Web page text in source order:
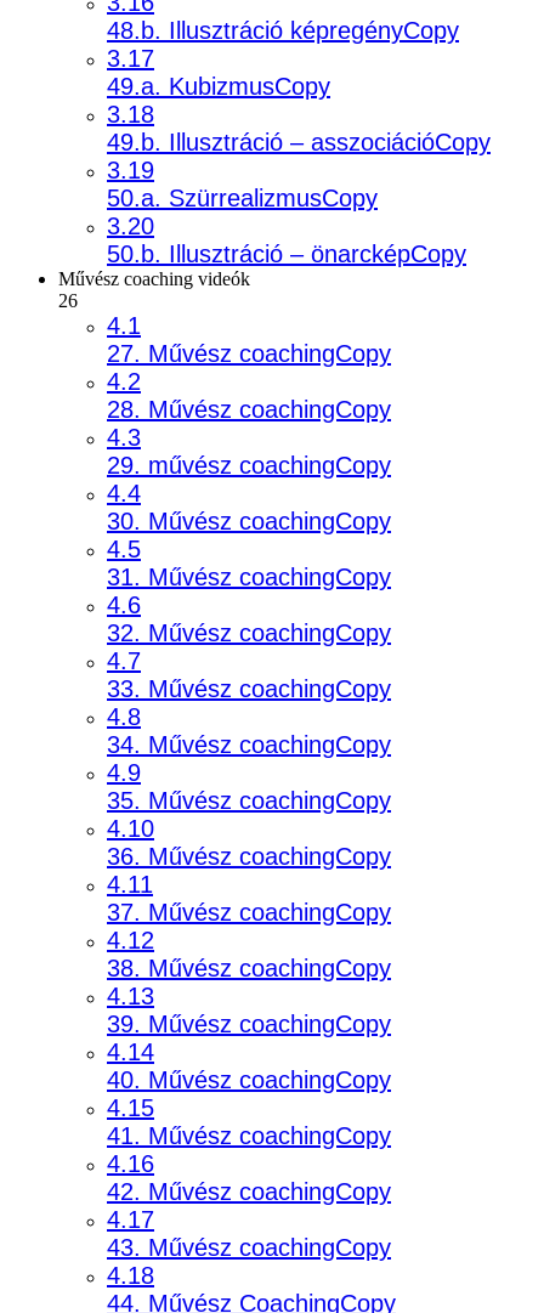
48.b. Illusztráció képregényCopy
3.17
49.a. KubizmusCopy
3.18
49.b. Illusztráció – asszociációCopy
3.19
50.a. SzürrealizmusCopy
3.20
50.b. Illusztráció – önarcképCopy
Művész coaching videók
26
4.1
27. Művész coachingCopy
4.2
28. Művész coachingCopy
4.3
29. művész coachingCopy
4.4
30. Művész coachingCopy
4.5
31. Művész coachingCopy
4.6
32. Művész coachingCopy
4.7
33. Művész coachingCopy
4.8
34. Művész coachingCopy
4.9
35. Művész coachingCopy
4.10
36. Művész coachingCopy
4.11
37. Művész coachingCopy
4.12
38. Művész coachingCopy
4.13
39. Művész coachingCopy
4.14
40. Művész coachingCopy
4.15
41. Művész coachingCopy
4.16
42. Művész coachingCopy
4.17
43. Művész coachingCopy
4.18
44. Művész CoachingCopy